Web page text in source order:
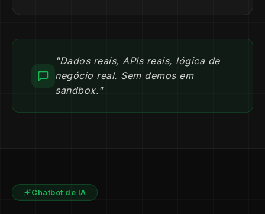
"Dados reais, APIs reais, lógica de
negócio real. Sem demos em
sandbox."
Chatbot de IA